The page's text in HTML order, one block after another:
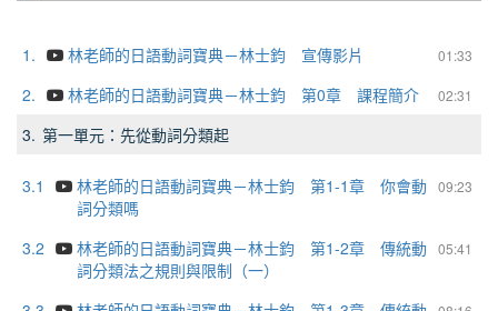
1. 01:33
林老師的日語動詞寶典－林士鈞 宣傳影片
2.
02:31
林老師的日語動詞寶典－林士鈞 第0章 課程簡介
3. 第一單元：先從動詞分類起
3.1 09:23
林老師的日語動詞寶典－林士鈞 第1-1章 你會動
詞分類嗎
3.2
05:41
林老師的日語動詞寶典－林士鈞 第1-2章 傳統動
詞分類法之規則與限制（一）